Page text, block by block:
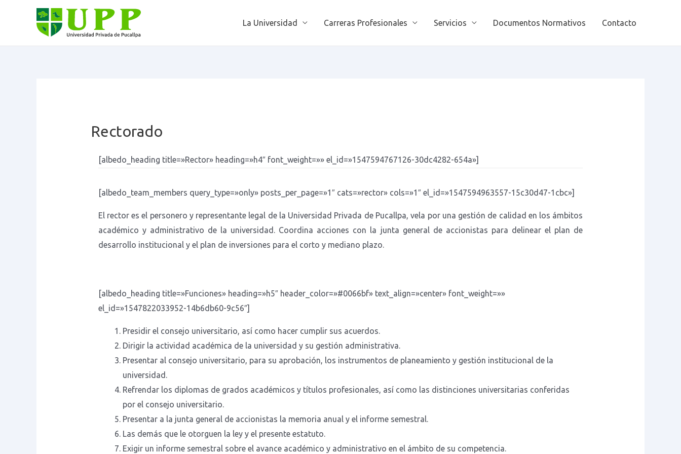
La Universidad Carreras Profesionales Servicios Documentos Normativos Contacto
Rectorado
[albedo_heading title=»Rector» heading=»h4″ font_weight=»» el_id=»1547594767126-30dc4282-654a»]
[albedo_team_members query_type=»only» posts_per_page=»1″ cats=»rector» cols=»1″ el_id=»1547594963557-15c30d47-1cbc»]
El rector es el personero y representante legal de la Universidad Privada de Pucallpa, vela por una gestión de calidad en los ámbitos
académico y administrativo de la universidad. Coordina acciones con la junta general de accionistas para delinear el plan de
desarrollo institucional y el plan de inversiones para el corto y mediano plazo.
[albedo_heading title=»Funciones» heading=»h5″ header_color=»#0066bf» text_align=»center» font_weight=»»
el_id=»1547822033952-14b6db60-9c56″]
Presidir el consejo universitario, así como hacer cumplir sus acuerdos.
Dirigir la actividad académica de la universidad y su gestión administrativa.
Presentar al consejo universitario, para su aprobación, los instrumentos de planeamiento y gestión institucional de la
universidad.
Refrendar los diplomas de grados académicos y títulos profesionales, así como las distinciones universitarias conferidas
por el consejo universitario.
Presentar a la junta general de accionistas la memoria anual y el informe semestral.
Las demás que le otorguen la ley y el presente estatuto.
Exigir un informe semestral sobre el avance académico y administrativo en el ámbito de su competencia.